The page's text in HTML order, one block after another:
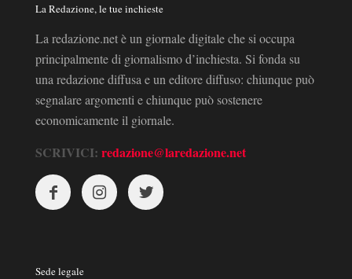
La Redazione, le tue inchieste
La redazione.net è un giornale digitale che si occupa
principalmente di giornalismo d’inchiesta. Si fonda su
una redazione diffusa e un editore diffuso: chiunque può
segnalare argomenti e chiunque può sostenere
economicamente il giornale.
SCRIVICI: redazione@laredazione.net
Sede legale